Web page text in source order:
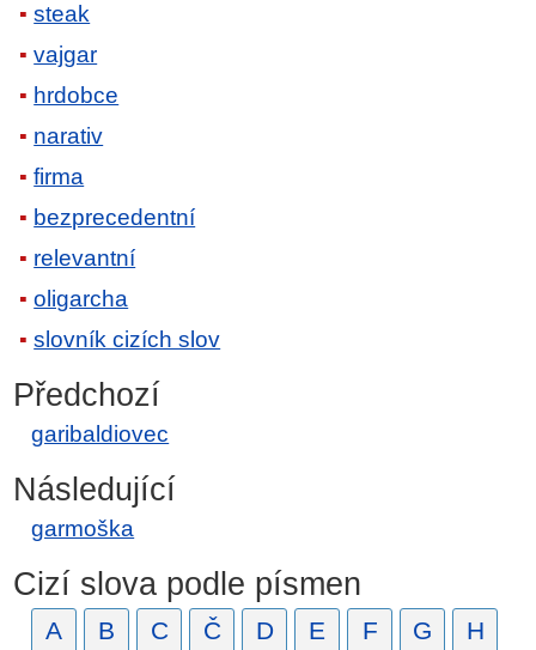
steak
vajgar
hrdobce
narativ
firma
bezprecedentní
relevantní
oligarcha
slovník cizích slov
Předchozí
garibaldiovec
Následující
garmoška
Cizí slova podle písmen
A B C Č D E F G H